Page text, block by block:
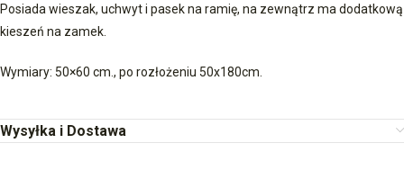
Posiada wieszak, uchwyt i pasek na ramię, na zewnątrz ma dodatkową
kieszeń na zamek.
Wymiary: 50×60 cm., po rozłożeniu 50x180cm.
Wysyłka i Dostawa